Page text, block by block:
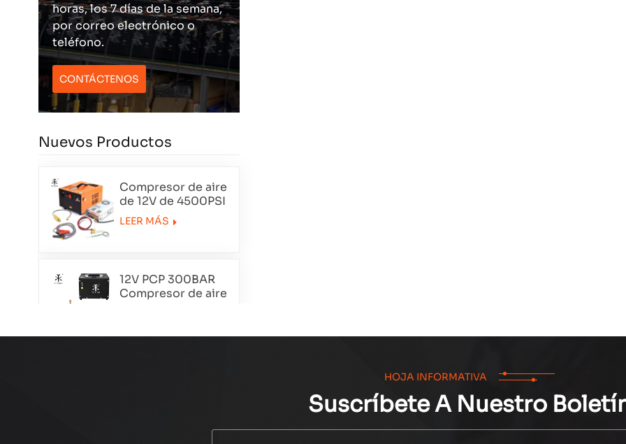
horas, los 7 días de la semana,
por correo electrónico o
teléfono.
CONTÁCTENOS
Nuevos Productos
Compresor de aire
de 12V de 4500PSI
de 12V
LEER MÁS
12V PCP 300BAR
Compresor de aire
HOJA INFORMATIVA
Suscríbete A Nuestro